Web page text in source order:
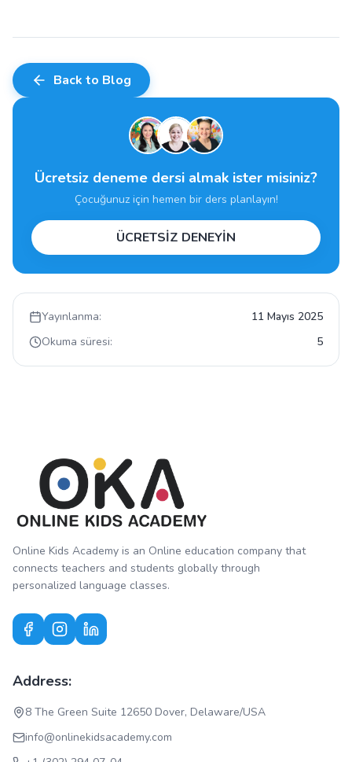
Back to Blog
Ücretsiz deneme dersi almak ister misiniz?
Çocuğunuz için hemen bir ders planlayın!
ÜCRETSİZ DENEYİN
Yayınlanma:
11 Mayıs 2025
Okuma süresi:
5
Online Kids Academy is an Online education company that
connects teachers and students globally through
personalized language classes.
Address:
8 The Green Suite 12650 Dover, Delaware/USA
info@onlinekidsacademy.com